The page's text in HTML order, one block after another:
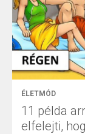
ÉLETMÓD
11 példa
elfelejti,